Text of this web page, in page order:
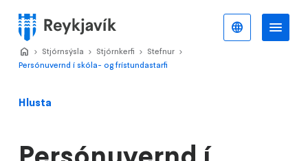
meginefni
Valmynd
Hlusta
Home
>
Stjórnsýsla >
Stjórnkerfi >
Stefnur
Persónuvernd í skóla- og frístundastarfi
Íslenska